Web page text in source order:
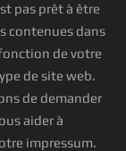
pas prêt à être
contenues dans
de votre
de site web.
de demander
aider à
impressum.